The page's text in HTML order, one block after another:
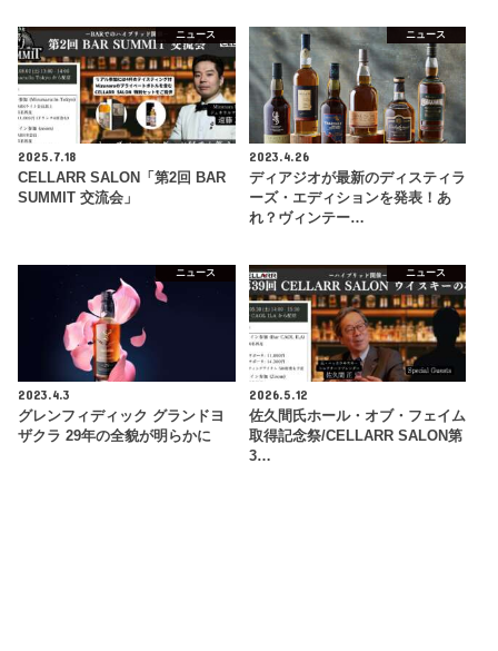
ニュース
2025.7.18
CELLARR SALON「第2回 BAR
SUMMIT 交流会」
ニュース
2023.4.26
ディアジオが最新のディスティラ
ーズ・エディションを発表！あ
れ？ヴィンテー…
ニュース
2023.4.3
グレンフィディック グランドヨ
ザクラ 29年の全貌が明らかに
ニュース
2026.5.12
佐久間氏ホール・オブ・フェイム
取得記念祭/CELLARR SALON第
3…